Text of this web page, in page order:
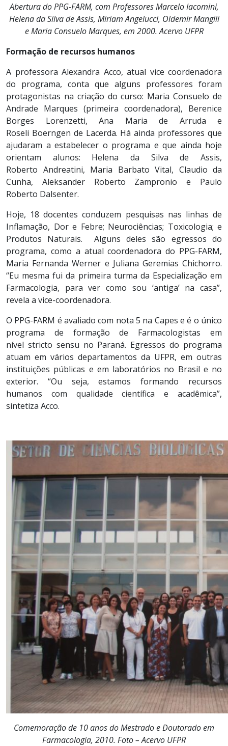
Abertura do PPG-FARM, com Professores Marcelo Iacomini,
Helena da Silva de Assis, Miriam Angelucci, Oldemir Mangili
e Maria Consuelo Marques, em 2000. Acervo UFPR
Formação de recursos humanos
A professora Alexandra Acco, atual vice coordenadora
do programa, conta que alguns professores foram
protagonistas na criação do curso: Maria Consuelo de
Andrade Marques (primeira coordenadora), Berenice
Borges Lorenzetti, Ana Maria de Arruda e
Roseli Boerngen de Lacerda. Há ainda professores que
ajudaram a estabelecer o programa e que ainda hoje
orientam alunos: Helena da Silva de Assis,
Roberto Andreatini, Maria Barbato Vital, Claudio da
Cunha, Aleksander Roberto Zampronio e Paulo
Roberto Dalsenter.
Hoje, 18 docentes conduzem pesquisas nas linhas de
Inflamação, Dor e Febre; Neurociências; Toxicologia; e
Produtos Naturais. Alguns deles são egressos do
programa, como a atual coordenadora do PPG-FARM,
Maria Fernanda Werner e Juliana Geremias Chichorro.
“Eu mesma fui da primeira turma da Especialização em
Farmacologia, para ver como sou ‘antiga’ na casa”,
revela a vice-coordenadora.
O PPG-FARM é avaliado com nota 5 na Capes e é o único
programa de formação de Farmacologistas em
nível stricto sensu no Paraná. Egressos do programa
atuam em vários departamentos da UFPR, em outras
instituições públicas e em laboratórios no Brasil e no
exterior. “Ou seja, estamos formando recursos
humanos com qualidade científica e acadêmica”,
sintetiza Acco.
Comemoração de 10 anos do Mestrado e Doutorado em
Farmacologia, 2010. Foto – Acervo UFPR